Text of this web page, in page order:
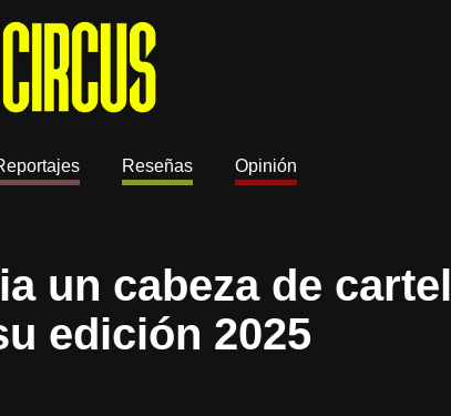
Reseñas Opinión
un cabeza de cartel
edición 2025